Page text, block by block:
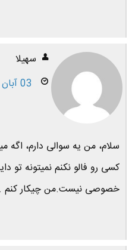
سهیلا
03 آبان 1400
سلام، من یه سوالی دارم، اگه
کسی رو فالو نکنم نمیتونه تو
خصوصی نیست.من چیکار کنم .